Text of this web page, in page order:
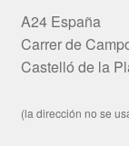
A24 España
Carrer de
Castelló de la
(la dirección no se